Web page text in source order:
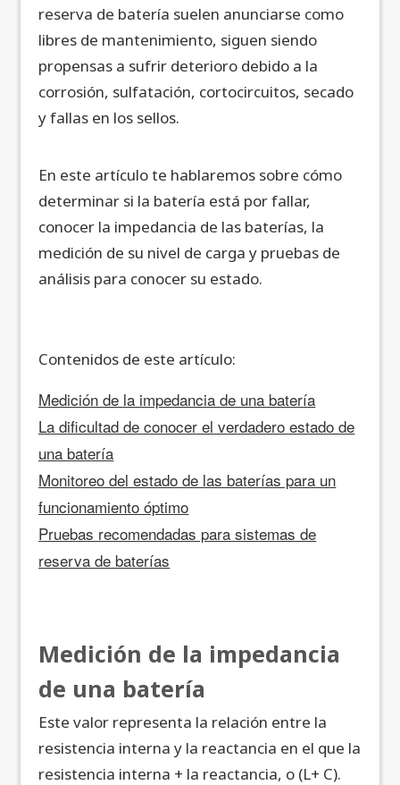
reserva de batería suelen anunciarse como
libres de mantenimiento, siguen siendo
propensas a sufrir deterioro debido a la
corrosión, sulfatación, cortocircuitos, secado
y fallas en los sellos.
En este artículo te hablaremos sobre cómo
determinar si la batería está por fallar,
conocer la impedancia de las baterías, la
medición de su nivel de carga y pruebas de
análisis para conocer su estado.
Contenidos de este artículo:
Medición de la impedancia de una batería
La dificultad de conocer el verdadero estado de
una batería
Monitoreo del estado de las baterías para un
funcionamiento óptimo
Pruebas recomendadas para sistemas de
reserva de baterías
Medición de la impedancia
de una batería
Este valor representa la relación entre la
resistencia interna y la reactancia en el que la
resistencia interna + la reactancia, o (L+ C).